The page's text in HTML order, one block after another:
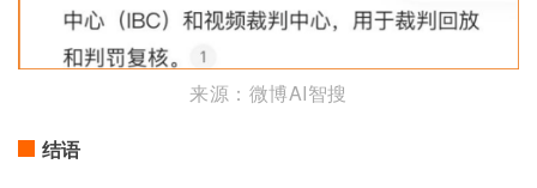
来源：微博AI智搜
结语